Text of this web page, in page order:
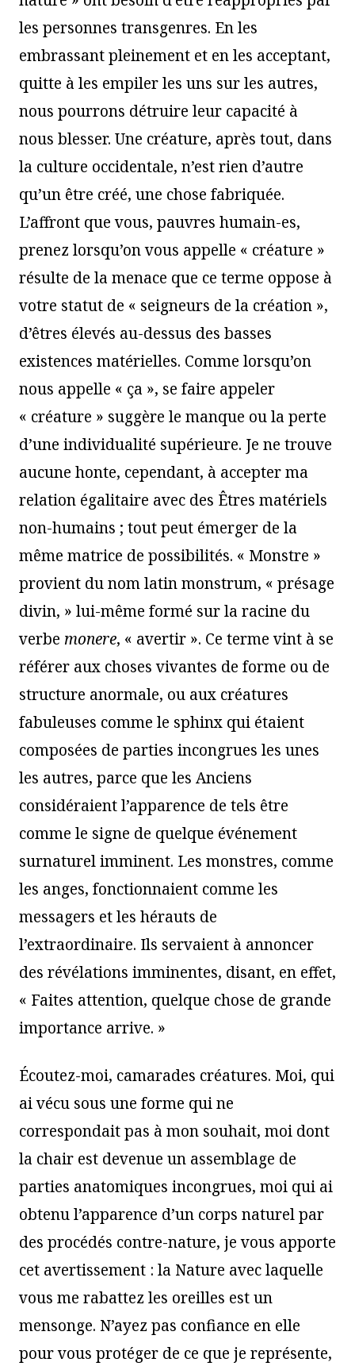
les personnes transgenres. En les
embrassant pleinement et en les acceptant,
quitte à les empiler les uns sur les autres,
nous pourrons détruire leur capacité à
nous blesser. Une créature, après tout, dans
la culture occidentale, n’est rien d’autre
qu’un être créé, une chose fabriquée.
L’affront que vous, pauvres humain-es,
prenez lorsqu’on vous appelle « créature »
résulte de la menace que ce terme oppose à
votre statut de « seigneurs de la création »,
d’êtres élevés au-dessus des basses
existences matérielles. Comme lorsqu’on
nous appelle « ça », se faire appeler
« créature » suggère le manque ou la perte
d’une individualité supérieure. Je ne trouve
aucune honte, cependant, à accepter ma
relation égalitaire avec des Êtres matériels
non-humains ; tout peut émerger de la
même matrice de possibilités. « Monstre »
provient du nom latin monstrum, « présage
divin, » lui-même formé sur la racine du
verbe monere, « avertir ». Ce terme vint à se
référer aux choses vivantes de forme ou de
structure anormale, ou aux créatures
fabuleuses comme le sphinx qui étaient
composées de parties incongrues les unes
les autres, parce que les Anciens
considéraient l’apparence de tels être
comme le signe de quelque événement
surnaturel imminent. Les monstres, comme
les anges, fonctionnaient comme les
messagers et les hérauts de
l’extraordinaire. Ils servaient à annoncer
des révélations imminentes, disant, en effet,
« Faites attention, quelque chose de grande
importance arrive. »
Écoutez-moi, camarades créatures. Moi, qui
ai vécu sous une forme qui ne
correspondait pas à mon souhait, moi dont
la chair est devenue un assemblage de
parties anatomiques incongrues, moi qui ai
obtenu l’apparence d’un corps naturel par
des procédés contre-nature, je vous apporte
cet avertissement : la Nature avec laquelle
vous me rabattez les oreilles est un
mensonge. N’ayez pas confiance en elle
pour vous protéger de ce que je représente,